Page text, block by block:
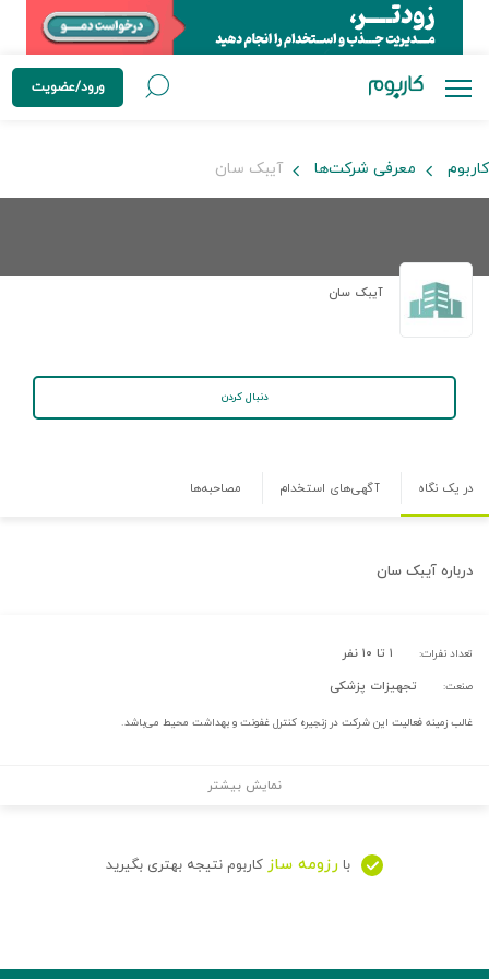
ورود/عضویت
کاربوم معرفی شرکت‌ها آیبک سان
آیبک سان
دنبال کردن
در یک نگاه آگهی‌های استخدام مصاحبه‌ها
درباره آیبک سان
تعداد نفرات: ۱ تا ۱۰ نفر
صنعت: تجهیزات پزشکی
غالب زمینه فعالیت این شرکت در زنجیره کنترل غفونت و بهداشت محیط می‌باشد.
نمایش بیشتر
با رزومه ساز کاربوم نتیجه بهتری بگیرید